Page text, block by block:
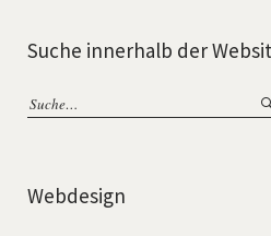
Suche innerhalb der
Webdesign